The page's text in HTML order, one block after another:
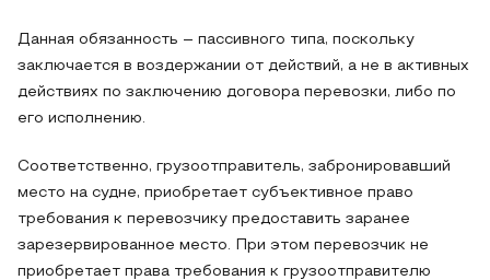
Данная обязанность – пассивного типа, поскольку
заключается в воздержании от действий, а не в активных
действиях по заключению договора перевозки, либо по
его исполнению.
Соответственно, грузоотправитель, забронировавший
место на судне, приобретает субъективное право
требования к перевозчику предоставить заранее
зарезервированное место. При этом перевозчик не
приобретает права требования к грузоотправителю